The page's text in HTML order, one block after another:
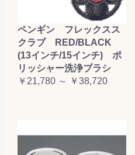
ペンギン フレックスス
クラブ RED/BLACK
(13インチ/15インチ) ポ
リッシャー洗浄ブラシ
￥21,780 ～ ￥38,720